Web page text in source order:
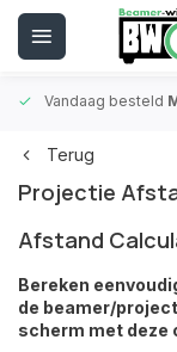
Vandaag besteld
Terug
Projectie
Afstand
Bereken
de beamer/
scherm met deze